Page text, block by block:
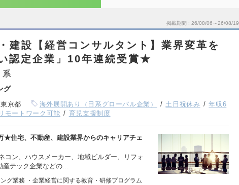
掲載期間 26/08/06～26/08/19
建設【経営コンサルタント】業界変革を
認定企業」10年連続受賞★
系
グ
東京都 海外展開あり（日系グローバル企業） 土日祝休み
年収6
リモートワーク可能 育児支援制度
住宅、不動産、建設業界からのキャリアチェ
コン、ハウスメーカー、地域ビルダー、リフォ
産テック企業などの…
グ業務 ・企業経営に関する教育・研修プログラム